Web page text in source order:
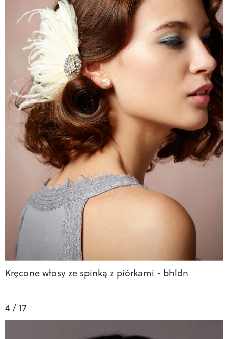
Kręcone włosy ze spinką z piórkami - bhldn
4 / 17